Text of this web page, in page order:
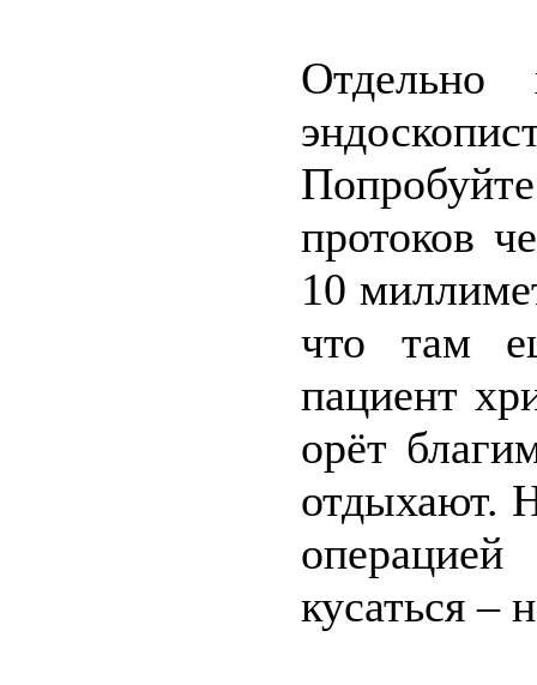
Отдельно
протоков
10
что там
пациент
орёт
отдыхают.
кусаться –